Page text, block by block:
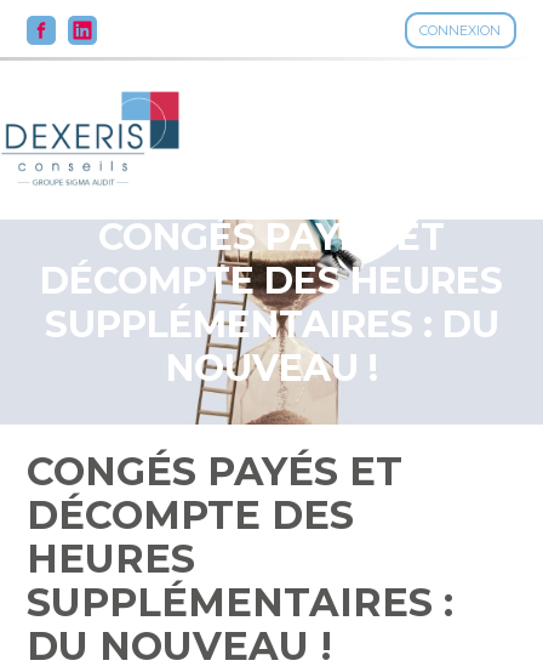
CONNEXION
Aller
au
contenu
CONGÉS PAYÉS ET
DÉCOMPTE DES HEURES
SUPPLÉMENTAIRES : DU
NOUVEAU !
CONGÉS PAYÉS ET
DÉCOMPTE DES
HEURES
SUPPLÉMENTAIRES :
DU NOUVEAU !